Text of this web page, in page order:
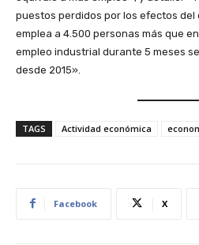
puestos perdidos por los efectos del
emplea a 4.500 personas más que
empleo industrial durante 5 meses
desde 2015».
TAGS Actividad económica
Facebook X